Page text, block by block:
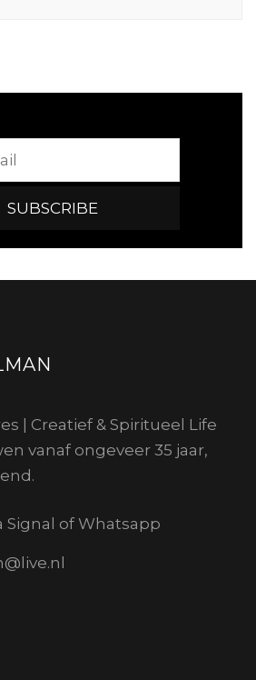
| Creatief & Spiritueel Life
vanaf ongeveer 35 jaar,
Signal of Whatsapp